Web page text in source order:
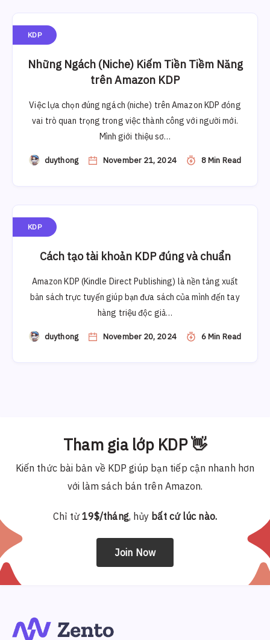
KDP
Những Ngách (Niche) Kiếm Tiền Tiềm Năng
trên Amazon KDP
Việc lựa chọn đúng ngách (niche) trên Amazon KDP đóng
vai trò quan trọng trong việc thành công với người mới.
Mình giới thiệu sơ…
duythong November 21, 2024 8 Min Read
KDP
Cách tạo tài khoản KDP đúng và chuẩn
Amazon KDP (Kindle Direct Publishing) là nền tảng xuất
bản sách trực tuyến giúp bạn đưa sách của mình đến tay
hàng triệu độc giả…
duythong November 20, 2024 6 Min Read
Tham gia lớp KDP 👋
Kiến thức bài bản về KDP giúp bạn tiếp cận nhanh hơn
với làm sách bán trên Amazon.
Chỉ từ 19$/tháng, hủy bất cứ lúc nào.
Join Now